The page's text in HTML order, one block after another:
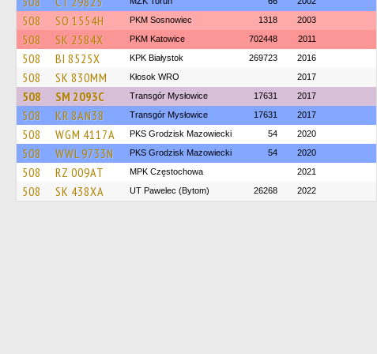
508 SO 1554H PKM Sosnowiec 1318 2003
508 SK 2584X PKM Katowice 702448 2011
508 BI 8525X KPK Białystok 269723 2016
508 SK 830MM Kłosok WRO 2017
508 SM 2093C Transgór Mysłowice 17631 2017
508 KR 8AN38 Transgór Mysłowice 17631 2017
508 WGM 4117A PKS Grodzisk Mazowiecki 54 2020
508 WWL 9733N PKS Grodzisk Mazowiecki 54 2020
508 RZ 009AT MPK Częstochowa 2021
508 SK 438XA UT Pawelec (Bytom) 26268 2022